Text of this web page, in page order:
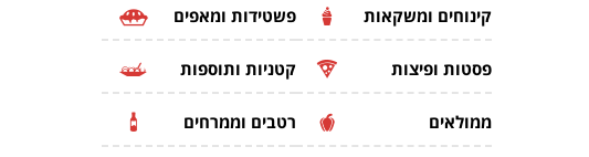
קינוחים ומשקאות פשטידות ומאפים
פסטות ופיצות קטניות ותוספות
ממולאים רטבים וממרחים